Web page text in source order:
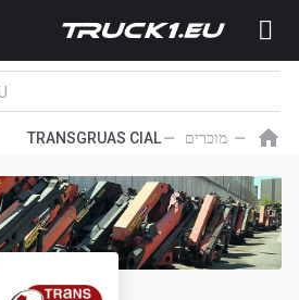
מוכרים TRANSGRUAS CIAL